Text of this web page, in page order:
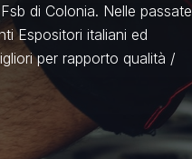
di Colonia. Nelle passate
Espositori italiani ed
per rapporto qualità /